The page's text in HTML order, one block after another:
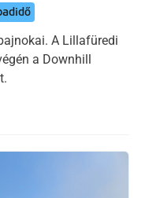
A Lillafüredi
a Downhill